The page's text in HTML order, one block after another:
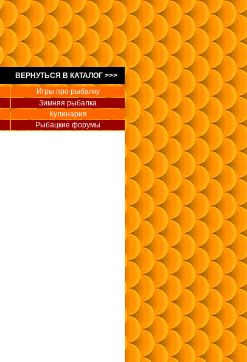
ВЕРНУТЬСЯ В КАТАЛОГ >>>
Игры про рыбалку
Зимняя рыбалка
Кулинария
Рыбацкие форумы